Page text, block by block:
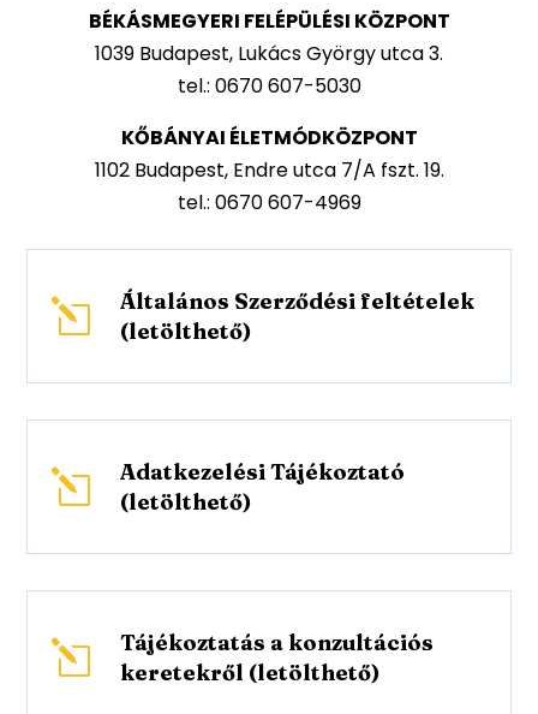
BÉKÁSMEGYERI FELÉPÜLÉSI KÖZPONT
1039 Budapest, Lukács György utca 3.
tel.: 0670 607-5030
KŐBÁNYAI ÉLETMÓDKÖZPONT
1102 Budapest, Endre utca 7/A fszt. 19.
tel.: 0670 607-4969
l
Általános Szerződési feltételek
(letölthető)
l
Adatkezelési Tájékoztató
(letölthető)
l
Tájékoztatás a konzultációs
keretekről (letölthető)